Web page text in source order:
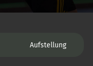
Aufstellung